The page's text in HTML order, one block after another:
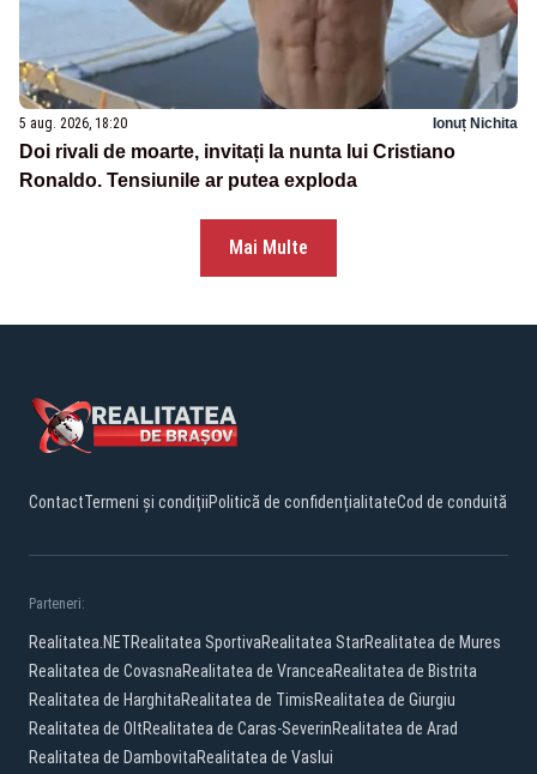
5 aug. 2026, 18:20 Ionuț Nichita
Doi rivali de moarte, invitați la nunta lui Cristiano
Ronaldo. Tensiunile ar putea exploda
Mai Multe
ContactTermeni și condițiiPolitică de confidențialitateCod de conduită
Parteneri:
Realitatea.NETRealitatea SportivaRealitatea StarRealitatea de Mures
Realitatea de CovasnaRealitatea de VranceaRealitatea de Bistrita
Realitatea de HarghitaRealitatea de TimisRealitatea de Giurgiu
Realitatea de OltRealitatea de Caras-SeverinRealitatea de Arad
Realitatea de DambovitaRealitatea de Vaslui